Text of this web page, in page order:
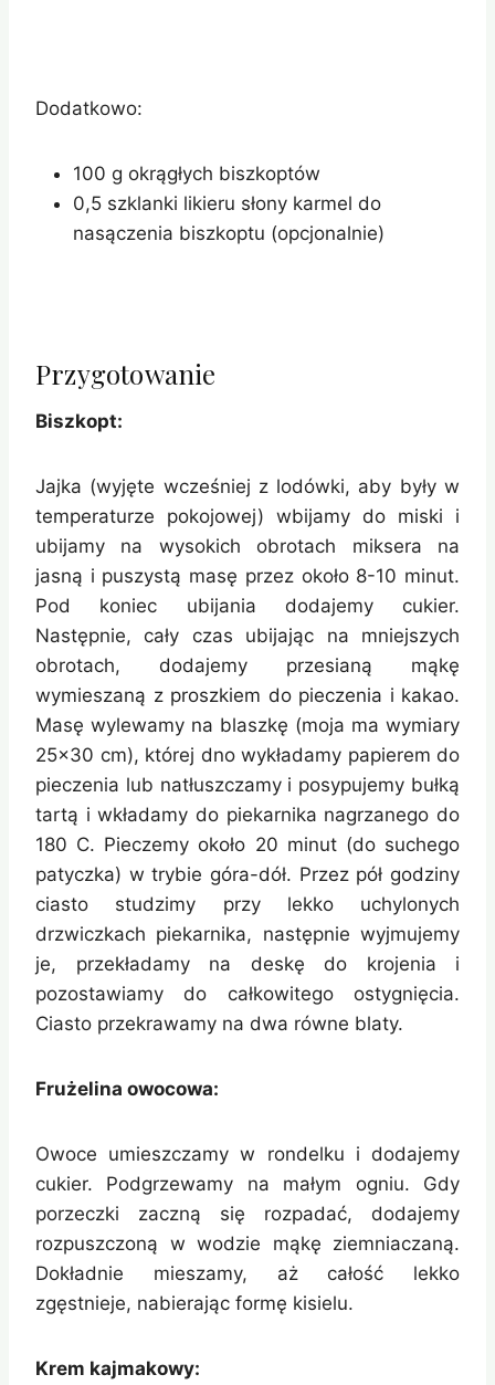
Dodatkowo:
100 g okrągłych biszkoptów
0,5 szklanki likieru słony karmel do
nasączenia biszkoptu (opcjonalnie)
Przygotowanie
Biszkopt:
Jajka (wyjęte wcześniej z lodówki, aby były w
temperaturze pokojowej) wbijamy do miski i
ubijamy na wysokich obrotach miksera na
jasną i puszystą masę przez około 8-10 minut.
Pod koniec ubijania dodajemy cukier.
Następnie, cały czas ubijając na mniejszych
obrotach, dodajemy przesianą mąkę
wymieszaną z proszkiem do pieczenia i kakao.
Masę wylewamy na blaszkę (moja ma wymiary
25×30 cm), której dno wykładamy papierem do
pieczenia lub natłuszczamy i posypujemy bułką
tartą i wkładamy do piekarnika nagrzanego do
180 C. Pieczemy około 20 minut (do suchego
patyczka) w trybie góra-dół. Przez pół godziny
ciasto studzimy przy lekko uchylonych
drzwiczkach piekarnika, następnie wyjmujemy
je, przekładamy na deskę do krojenia i
pozostawiamy do całkowitego ostygnięcia.
Ciasto przekrawamy na dwa równe blaty.
Frużelina owocowa:
Owoce umieszczamy w rondelku i dodajemy
cukier. Podgrzewamy na małym ogniu. Gdy
porzeczki zaczną się rozpadać, dodajemy
rozpuszczoną w wodzie mąkę ziemniaczaną.
Dokładnie mieszamy, aż całość lekko
zgęstnieje, nabierając formę kisielu.
Krem kajmakowy: